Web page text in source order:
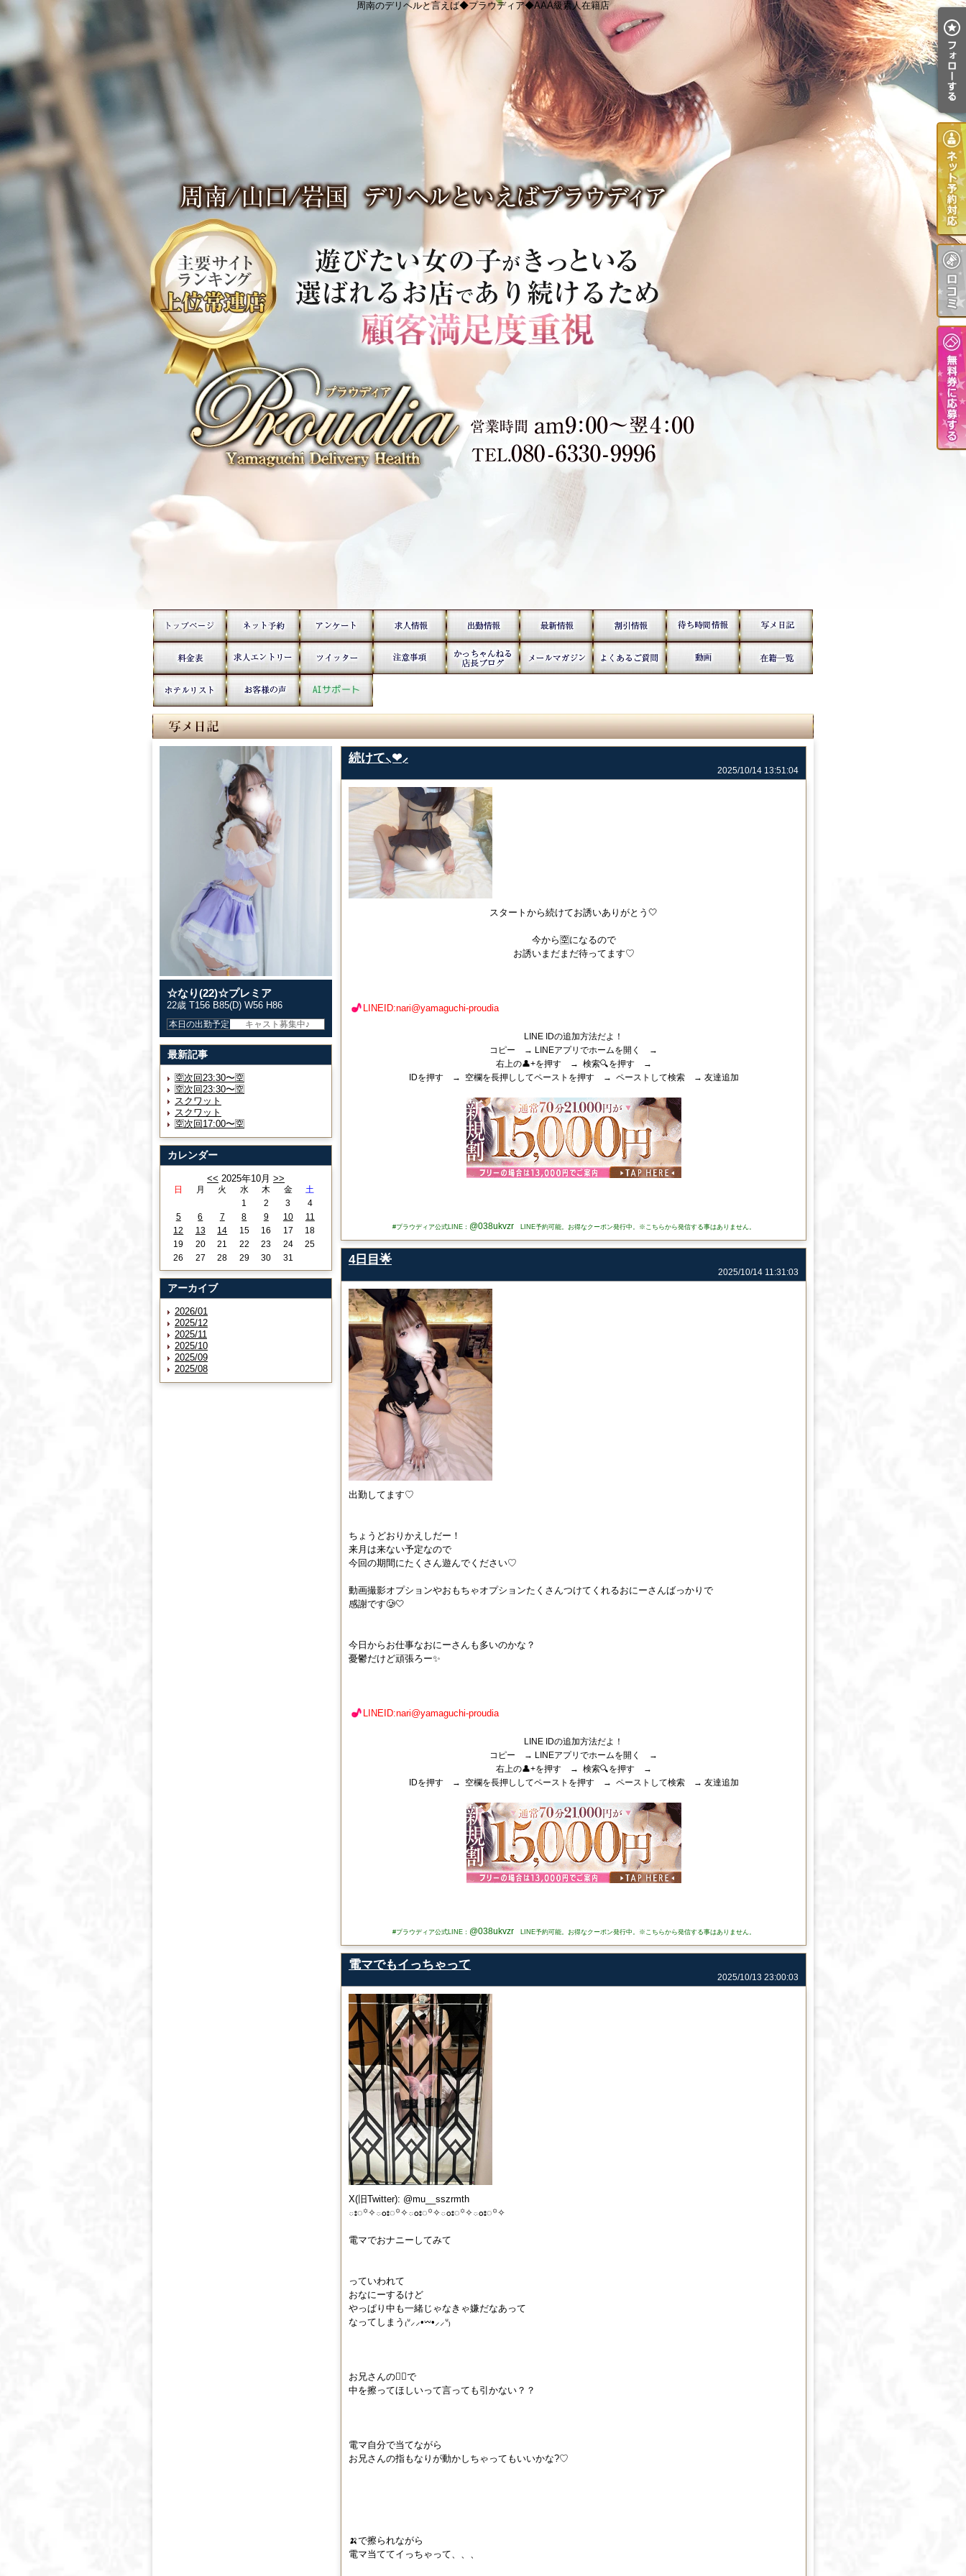
周南のデリヘルと言えば◆プラウディア◆AAA級素人在籍店
☆なり(22)☆プレミア
22歳 T156 B85(D) W56 H86
本日の出勤予定 キャスト募集中♪
最新記事
🈳次回23:30〜🈳
🈳次回23:30〜🈳
スクワット
スクワット
🈳次回17:00〜🈳
カレンダー
<< 2025年10月 >>
日 月 火 水 木 金
土
1
2 3
4
5
6 7 8 9 10
11
12
13 14 15 16 17
18
19
20 21 22 23 24
25
26
27 28 29 30 31
アーカイブ
2026/01
2025/12
2025/11
2025/10
2025/09
2025/08
続けて⸜❤︎⸝
2025/10/14 13:51:04
スタートから続けてお誘いありがとう🤍
今から🈳になるので
お誘いまだまだ待ってます♡
LINEID:nari@yamaguchi-proudia
LINE IDの追加方法だよ！
コピー → LINEアプリでホームを開く →
右上の👤+を押す → 検索🔍を押す →
IDを押す → 空欄を長押ししてペーストを押す → ペーストして検索 → 友達追加
#プラウディア公式LINE： @038ukvzrLINE予約可能。お得なクーポン発行中。※こちらから発信する事はありません。
4日目🌟
2025/10/14 11:31:03
出勤してます♡
ちょうどおりかえしだー！
来月は来ない予定なので
今回の期間にたくさん遊んでください♡
動画撮影オプションやおもちゃオプションたくさんつけてくれるおにーさんばっかりで
感謝です🥲🤍
今日からお仕事なおにーさんも多いのかな？
憂鬱だけど頑張ろー✨
LINEID:nari@yamaguchi-proudia
LINE IDの追加方法だよ！
コピー → LINEアプリでホームを開く →
右上の👤+を押す → 検索🔍を押す →
IDを押す → 空欄を長押ししてペーストを押す → ペーストして検索 → 友達追加
#プラウディア公式LINE： @038ukvzrLINE予約可能。お得なクーポン発行中。※こちらから発信する事はありません。
電マでもイっちゃって
2025/10/13 23:00:03
X(旧Twitter): @mu__sszrmth
ః◌꙳✧ంః◌꙳✧ంః◌꙳✧ంః◌꙳✧ంః◌꙳✧
電マでおナニーしてみて
っていわれて
おなにーするけど
やっぱり中も一緒じゃなきゃ嫌だなあって
なってしまう₍ᐡ⸝⸝•𖥦•⸝⸝ᐡ₎
お兄さんの☝🏻で
中を擦ってほしいって言っても引かない？？
電マ自分で当てながら
お兄さんの指もなりが動かしちゃってもいいかな?♡
🍌で擦られながら
電マ当ててイっちゃって、、、